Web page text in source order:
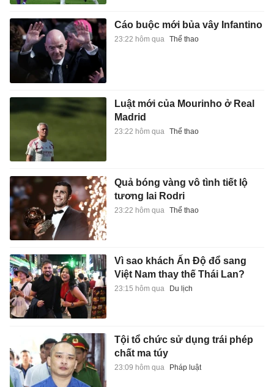
Cáo buộc mới bủa vây Infantino
23:22 hôm qua Thể thao
Luật mới của Mourinho ở Real
Madrid
23:22 hôm qua Thể thao
Quả bóng vàng vô tình tiết lộ
tương lai Rodri
23:22 hôm qua Thể thao
Vì sao khách Ấn Độ đổ sang
Việt Nam thay thế Thái Lan?
23:15 hôm qua Du lịch
Tội tổ chức sử dụng trái phép
chất ma túy
23:09 hôm qua Pháp luật